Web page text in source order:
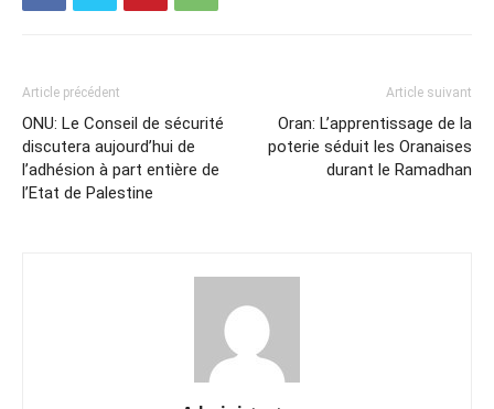
Article précédent
ONU: Le Conseil de sécurité
discutera aujourd’hui de
l’adhésion à part entière de
l’Etat de Palestine
Article suivant
Oran: L’apprentissage de la
poterie séduit les Oranaises
durant le Ramadhan